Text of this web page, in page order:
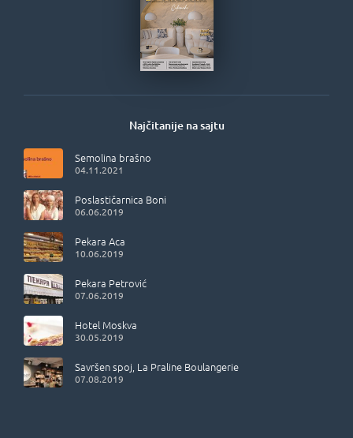
Najčitanije na sajtu
Semolina brašno
04.11.2021
Poslastičarnica Boni
06.06.2019
Pekara Aca
10.06.2019
Pekara Petrović
07.06.2019
Hotel Moskva
30.05.2019
Savršen spoj, La Praline Boulangerie
07.08.2019